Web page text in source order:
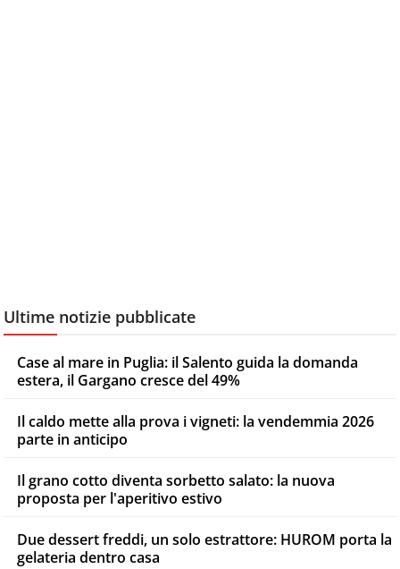
Ultime notizie pubblicate
Case al mare in Puglia: il Salento guida la domanda
estera, il Gargano cresce del 49%
Il caldo mette alla prova i vigneti: la vendemmia 2026
parte in anticipo
Il grano cotto diventa sorbetto salato: la nuova
proposta per l'aperitivo estivo
Due dessert freddi, un solo estrattore: HUROM porta la
gelateria dentro casa